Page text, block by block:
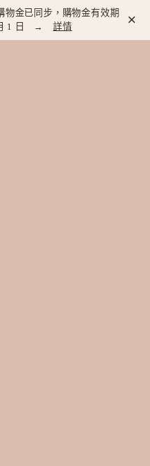
物金已同步，購物金有效期
月 1 日 →詳情 ×